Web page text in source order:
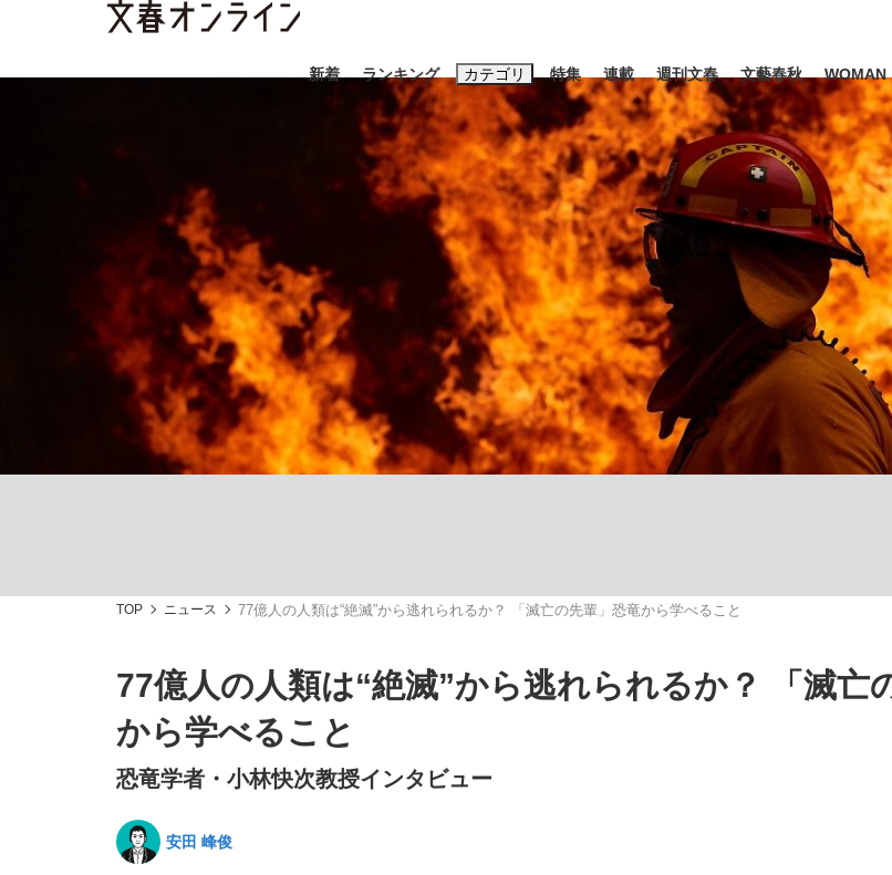
新着 ランキング カテゴリ
スクープ ニュース エンタメ ライフ ビジネ
「90%は失敗する。でも…」本田圭佑が初めて明かした日本代表監督に... 「最悪の空
「敗因分析は一切聞かれなかった」侍ジャパン選手が証言した“NPB聞... 「クマが悪者
特集
終戦から81年
いまさら聞けない資産運用のすべて
連載 週刊文春 文藝春秋 WOMAN
キーワード入力
おすすめのキーワードタグ一覧
#三山凌輝 #高市早苗 #後藤真希 #森岡毅 #城彰二
#玉木雄一郎
#亀和田武
TOP ニュース 77億人の人類は“絶滅”から逃れられるか？ 「滅亡の先輩」恐竜から学べること
77億人の人類は“絶滅”から逃れられるか？ 「滅亡
から学べること
恐竜学者・小林快次教授インタビュー
安田 峰俊